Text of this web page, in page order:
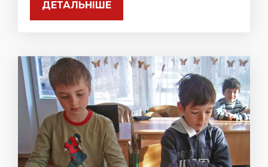
ДЕТАЛЬНІШЕ